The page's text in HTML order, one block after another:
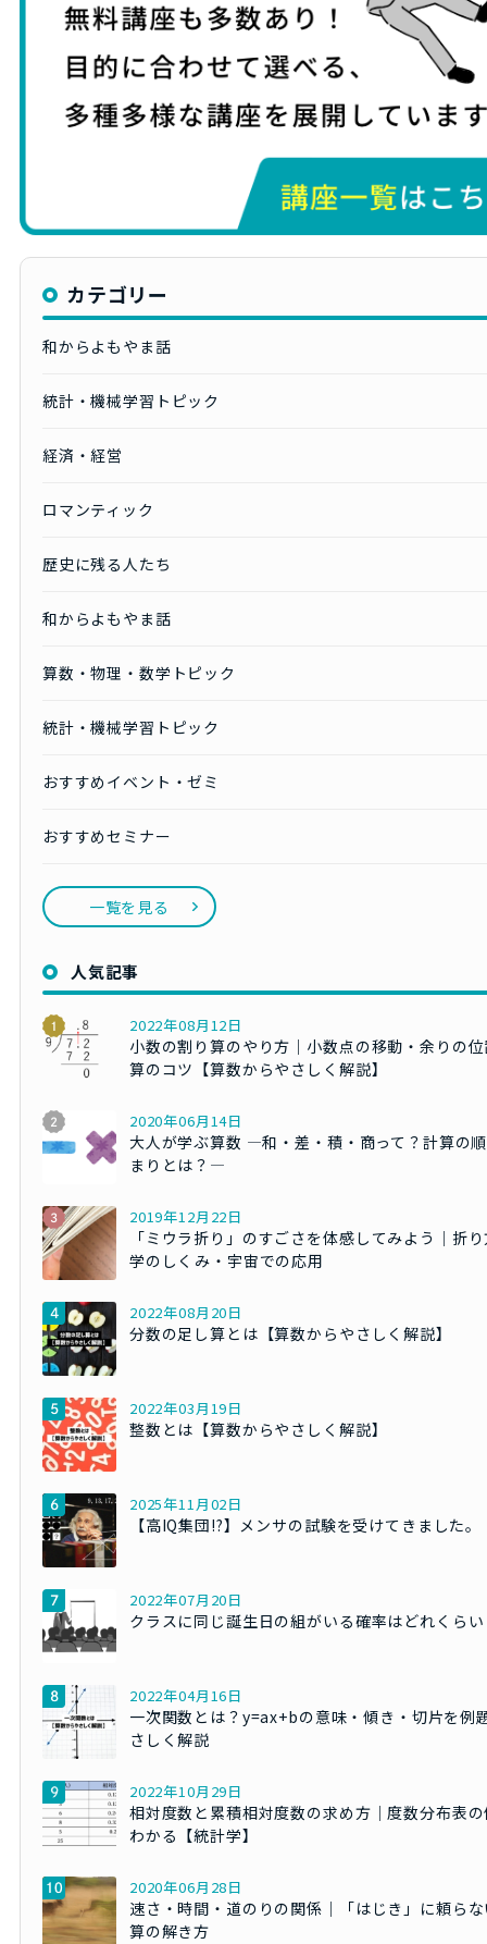
カテゴリー
和からよもやま話
統計・機械学習トピック
経済・経営
ロマンティック
歴史に残る人たち
和からよもやま話
算数・物理・数学トピック
統計・機械学習トピック
おすすめイベント・ゼミ
おすすめセミナー
一覧を見る
人気記事
2022年08月12日
小数の割り算のやり方｜小数点の移動・余りの
算のコツ【算数からやさしく解説】
2020年06月14日
大人が学ぶ算数 ―和・差・積・商って？計算の
まりとは？―
2019年12月22日
「ミウラ折り」のすごさを体感してみよう｜折
学のしくみ・宇宙での応用
2022年08月20日
分数の足し算とは【算数からやさしく解説】
2022年03月19日
整数とは【算数からやさしく解説】
2025年11月02日
【高IQ集団!?】メンサの試験を受けてきました。
2022年07月20日
クラスに同じ誕生日の組がいる確率はどれくら
2022年04月16日
一次関数とは？y=ax+bの意味・傾き・切片を例
さしく解説
2022年10月29日
相対度数と累積相対度数の求め方｜度数分布表
わかる【統計学】
2020年06月28日
速さ・時間・道のりの関係｜「はじき」に頼ら
算の解き方